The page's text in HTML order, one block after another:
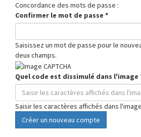
Concordance des mots de passe :
Confirmer le mot de passe *
Saisissez un mot de passe pour le
deux champs.
Quel code est dissimulé dans l'image
Saisir les caractères affichés dans
Créer un nouveau compte